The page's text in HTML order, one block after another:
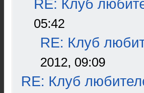
RE: Клуб
05:42
RE: Клуб
2012, 09:09
RE: Клуб